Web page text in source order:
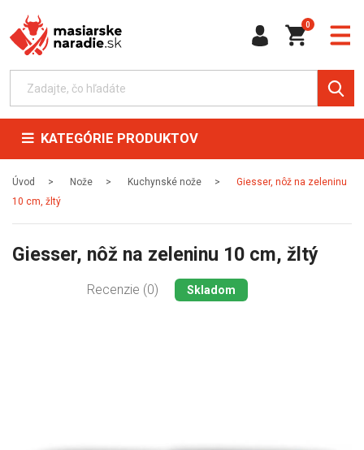
0
KATEGÓRIE PRODUKTOV
Úvod Nože Kuchynské nože
Giesser, nôž na zeleninu
10 cm, žltý
Giesser, nôž na zeleninu 10 cm, žltý
Recenzie (0) Skladom